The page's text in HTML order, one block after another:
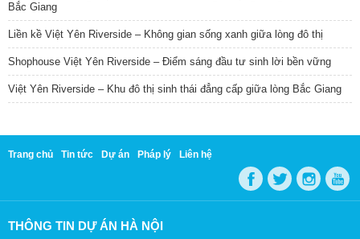
Bắc Giang
Liền kề Việt Yên Riverside – Không gian sống xanh giữa lòng đô thị
Shophouse Việt Yên Riverside – Điểm sáng đầu tư sinh lời bền vững
Việt Yên Riverside – Khu đô thị sinh thái đẳng cấp giữa lòng Bắc Giang
Trang chủ Tin tức Dự án Pháp lý Liên hệ
THÔNG TIN DỰ ÁN HÀ NỘI